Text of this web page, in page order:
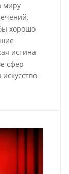
миру
хорошо
истина
сфер